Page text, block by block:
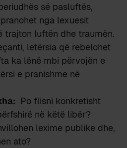
së pasluftës,
nga lexuesit
trajton luftën dhe traumën.
letërsia që rebelohet
ka lënë mbi përvojën e
e pranishme në
Po flisni konkretisht
në këtë libër?
lexime publike dhe,
ato?